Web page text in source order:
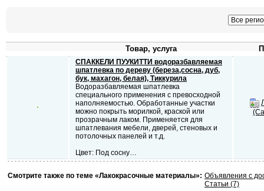
Товар, услуга
СПАККЕЛИ ПУУКИТТИ водоразбавляемая
шпатлевка по дереву (береза,сосна, дуб,
бук, махагон, белая), Тиккурила
Водоразбавляемая шпатлевка
специального применения с превосходной
наполняемостью. Обработанные участки
можно покрыть морилкой, краской или
прозрачным лаком. Применяется для
шпатлевания мебели, дверей, стеновых и
потолочных панелей и т.д.
Цвет: Под сосну…
Смотрите также по теме «Лакокрасочные материалы»: Объявления с
Статьи (7)